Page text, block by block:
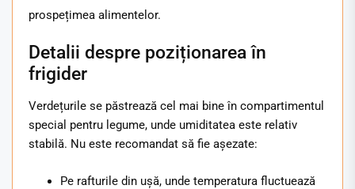
prospețimea alimentelor.
Detalii despre poziționarea în
frigider
Verdețurile se păstrează cel mai bine în compartimentul
special pentru legume, unde umiditatea este relativ
stabilă. Nu este recomandat să fie așezate:
Pe rafturile din ușă, unde temperatura fluctuează